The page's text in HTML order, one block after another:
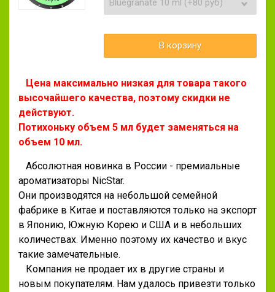
Цена максимально низкая для товара такого
высочайшего качества, поэтому скидки не
действуют.
Потихоньку объем 5 мл будет заменяться на
объем 10 мл.
Абсолютная новинка в России - премиальные
ароматизаторы NicStar.
Они производятся на небольшой семейной
фабрике в Китае и поставляются только на экспорт
в Японию, Южную Корею и США и в небольших
количествах. Именно поэтому их качество и вкус
такие замечательные.
Компания не продает их в другие страны и
новым покупателям. Нам удалось привезти только